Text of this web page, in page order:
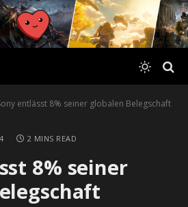
entlässt 8% seiner globalen Belegschaft
2 MINS READ
8% seiner